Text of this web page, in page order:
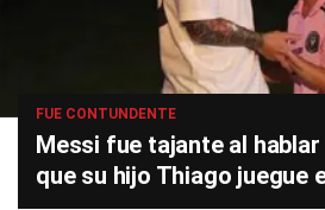
FUE CONTUNDENTE
Messi fue tajante al
que su hijo Thiago juegue